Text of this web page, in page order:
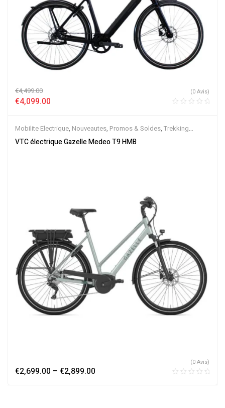
€4,499.00
€4,099.00
(0 Avis)
Mobilite Electrique, Nouveautes, Promos & Soldes, Trekking
électrique,Vélo électrique ville,Velos Electriques
VTC électrique Gazelle Medeo T9 HMB
€2,699.00 – €2,899.00
(0 Avis)